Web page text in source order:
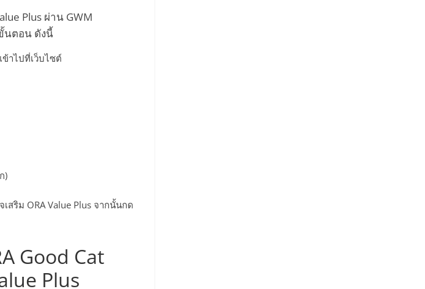
Plus ผ่าน GWM
นตอน ดังนี้
ข้าไปที่เว็บไซต์
)
สริม ORA Value Plus จากนั้นกด
Good Cat
Plus